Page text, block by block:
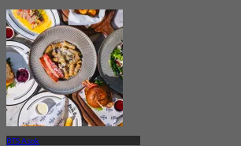
BTS Asok